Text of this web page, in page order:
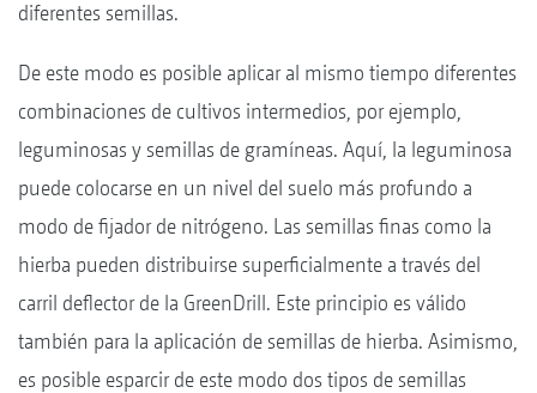
diferentes semillas.
De este modo es posible aplicar al mismo tiempo diferentes
combinaciones de cultivos intermedios, por ejemplo,
leguminosas y semillas de gramíneas. Aquí, la leguminosa
puede colocarse en un nivel del suelo más profundo a
modo de fijador de nitrógeno. Las semillas finas como la
hierba pueden distribuirse superficialmente a través del
carril deflector de la GreenDrill. Este principio es válido
también para la aplicación de semillas de hierba. Asimismo,
es posible esparcir de este modo dos tipos de semillas